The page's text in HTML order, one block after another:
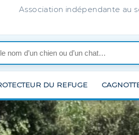
Association indépendante au
DU REFUGE